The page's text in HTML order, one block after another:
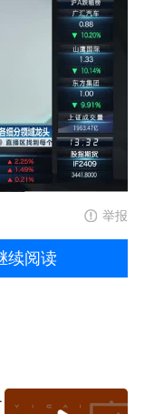
举报
续阅读